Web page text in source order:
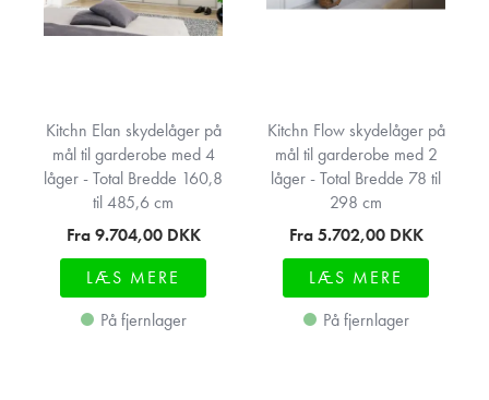
Kitchn Elan skydelåger på
mål til garderobe med 4
låger - Total Bredde 160,8
til 485,6 cm
Fra 9.704,00 DKK
LÆS MERE
På fjernlager
Kitchn Flow skydelåger på
mål til garderobe med 2
låger - Total Bredde 78 til
298 cm
Fra 5.702,00 DKK
LÆS MERE
På fjernlager